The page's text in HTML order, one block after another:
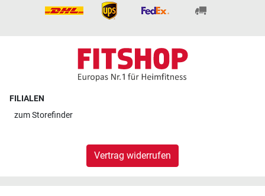
FILIALEN
zumStorefinder
Vertrag widerrufen